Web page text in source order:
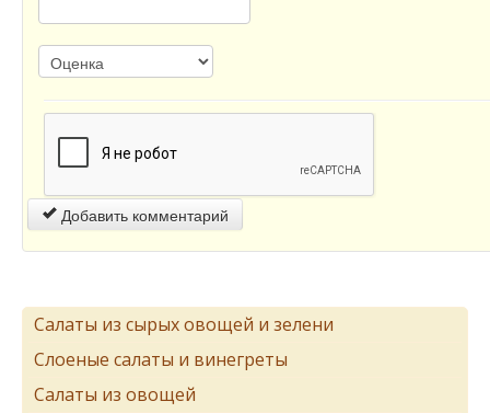
Добавить комментарий
Салаты из сырых овощей и зелени
Слоеные салаты и винегреты
Салаты из овощей